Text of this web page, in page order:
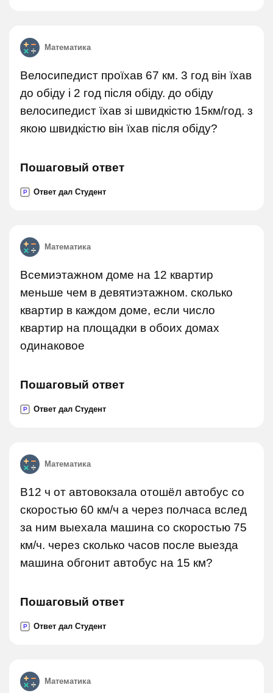
Математика
Велосипедист проїхав 67 км. 3 год він їхав
до обіду і 2 год після обіду. до обіду
велосипедист їхав зі швидкістю 15км/год. з
якою швидкістю він їхав після обіду?
Пошаговый ответ
P Ответ дал Студент
Математика
Всемиэтажном доме на 12 квартир
меньше чем в девятиэтажном. сколько
квартир в каждом доме, если число
квартир на площадки в обоих домах
одинаковое
Пошаговый ответ
P Ответ дал Студент
Математика
В12 ч от автовокзала отошёл автобус со
скоростью 60 км/ч а через полчаса вслед
за ним выехала машина со скоростью 75
км/ч. через сколько часов после выезда
машина обгонит автобус на 15 км?
Пошаговый ответ
P Ответ дал Студент
Математика